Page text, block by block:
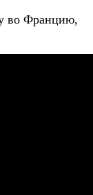
во Францию,